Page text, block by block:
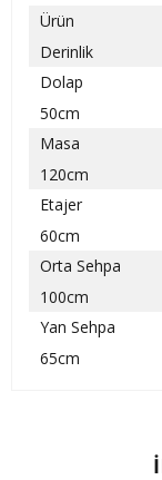
Ürün
Derinlik
Dolap
50cm
Masa
120cm
Etajer
60cm
Orta Sehpa
100cm
Yan Sehpa
65cm